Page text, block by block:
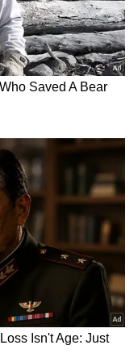
ప్రజాస్వామిక
కేసీఆర్ ప్రతీ
బీజేపికి ఓట్లు చీల్చే
Rains Alert :
బలపడ్డ
ఈ జిల్లాలకు భారీ